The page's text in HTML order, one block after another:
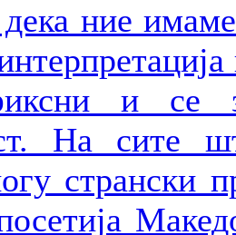
ние
и се
На сите
странски